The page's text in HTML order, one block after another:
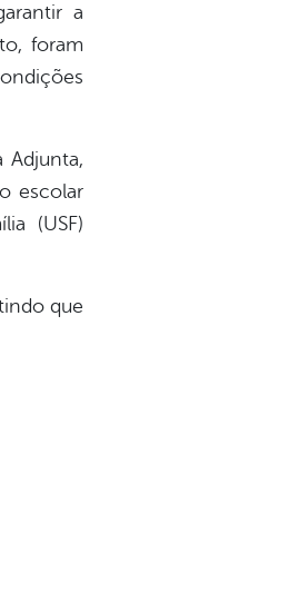
a
foram
Adjunta,
escolar
(USF)
que